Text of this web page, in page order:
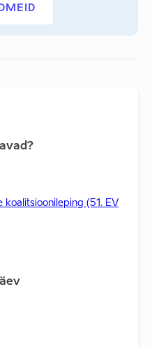
koalitsioonileping (51. EV